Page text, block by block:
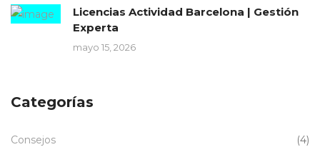
Licencias Actividad Barcelona | Gestión
Experta
mayo 15, 2026
Categorías
Consejos (4)